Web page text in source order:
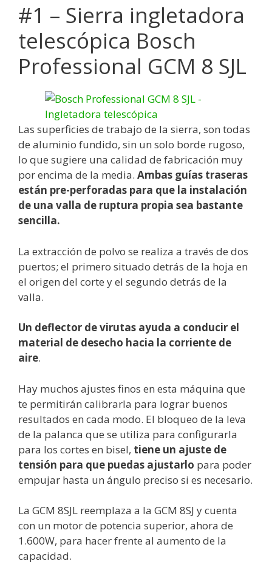
#1 – Sierra ingletadora
telescópica Bosch
Professional GCM 8 SJL
Las superficies de trabajo de la sierra, son todas
de aluminio fundido, sin un solo borde rugoso,
lo que sugiere una calidad de fabricación muy
por encima de la media. Ambas guías traseras
están pre-perforadas para que la instalación
de una valla de ruptura propia sea bastante
sencilla.
La extracción de polvo se realiza a través de dos
puertos; el primero situado detrás de la hoja en
el origen del corte y el segundo detrás de la
valla.
Un deflector de virutas ayuda a conducir el
material de desecho hacia la corriente de
aire.
Hay muchos ajustes finos en esta máquina que
te permitirán calibrarla para lograr buenos
resultados en cada modo. El bloqueo de la leva
de la palanca que se utiliza para configurarla
para los cortes en bisel, tiene un ajuste de
tensión para que puedas ajustarlo para poder
empujar hasta un ángulo preciso si es necesario.
La GCM 8SJL reemplaza a la GCM 8SJ y cuenta
con un motor de potencia superior, ahora de
1.600W, para hacer frente al aumento de la
capacidad.